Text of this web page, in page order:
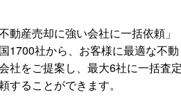
不動産売却に強い会社に一括依頼」
1700社から、お客様に最適な不動
社をご提案し、最大6社に一括査定
することができます。